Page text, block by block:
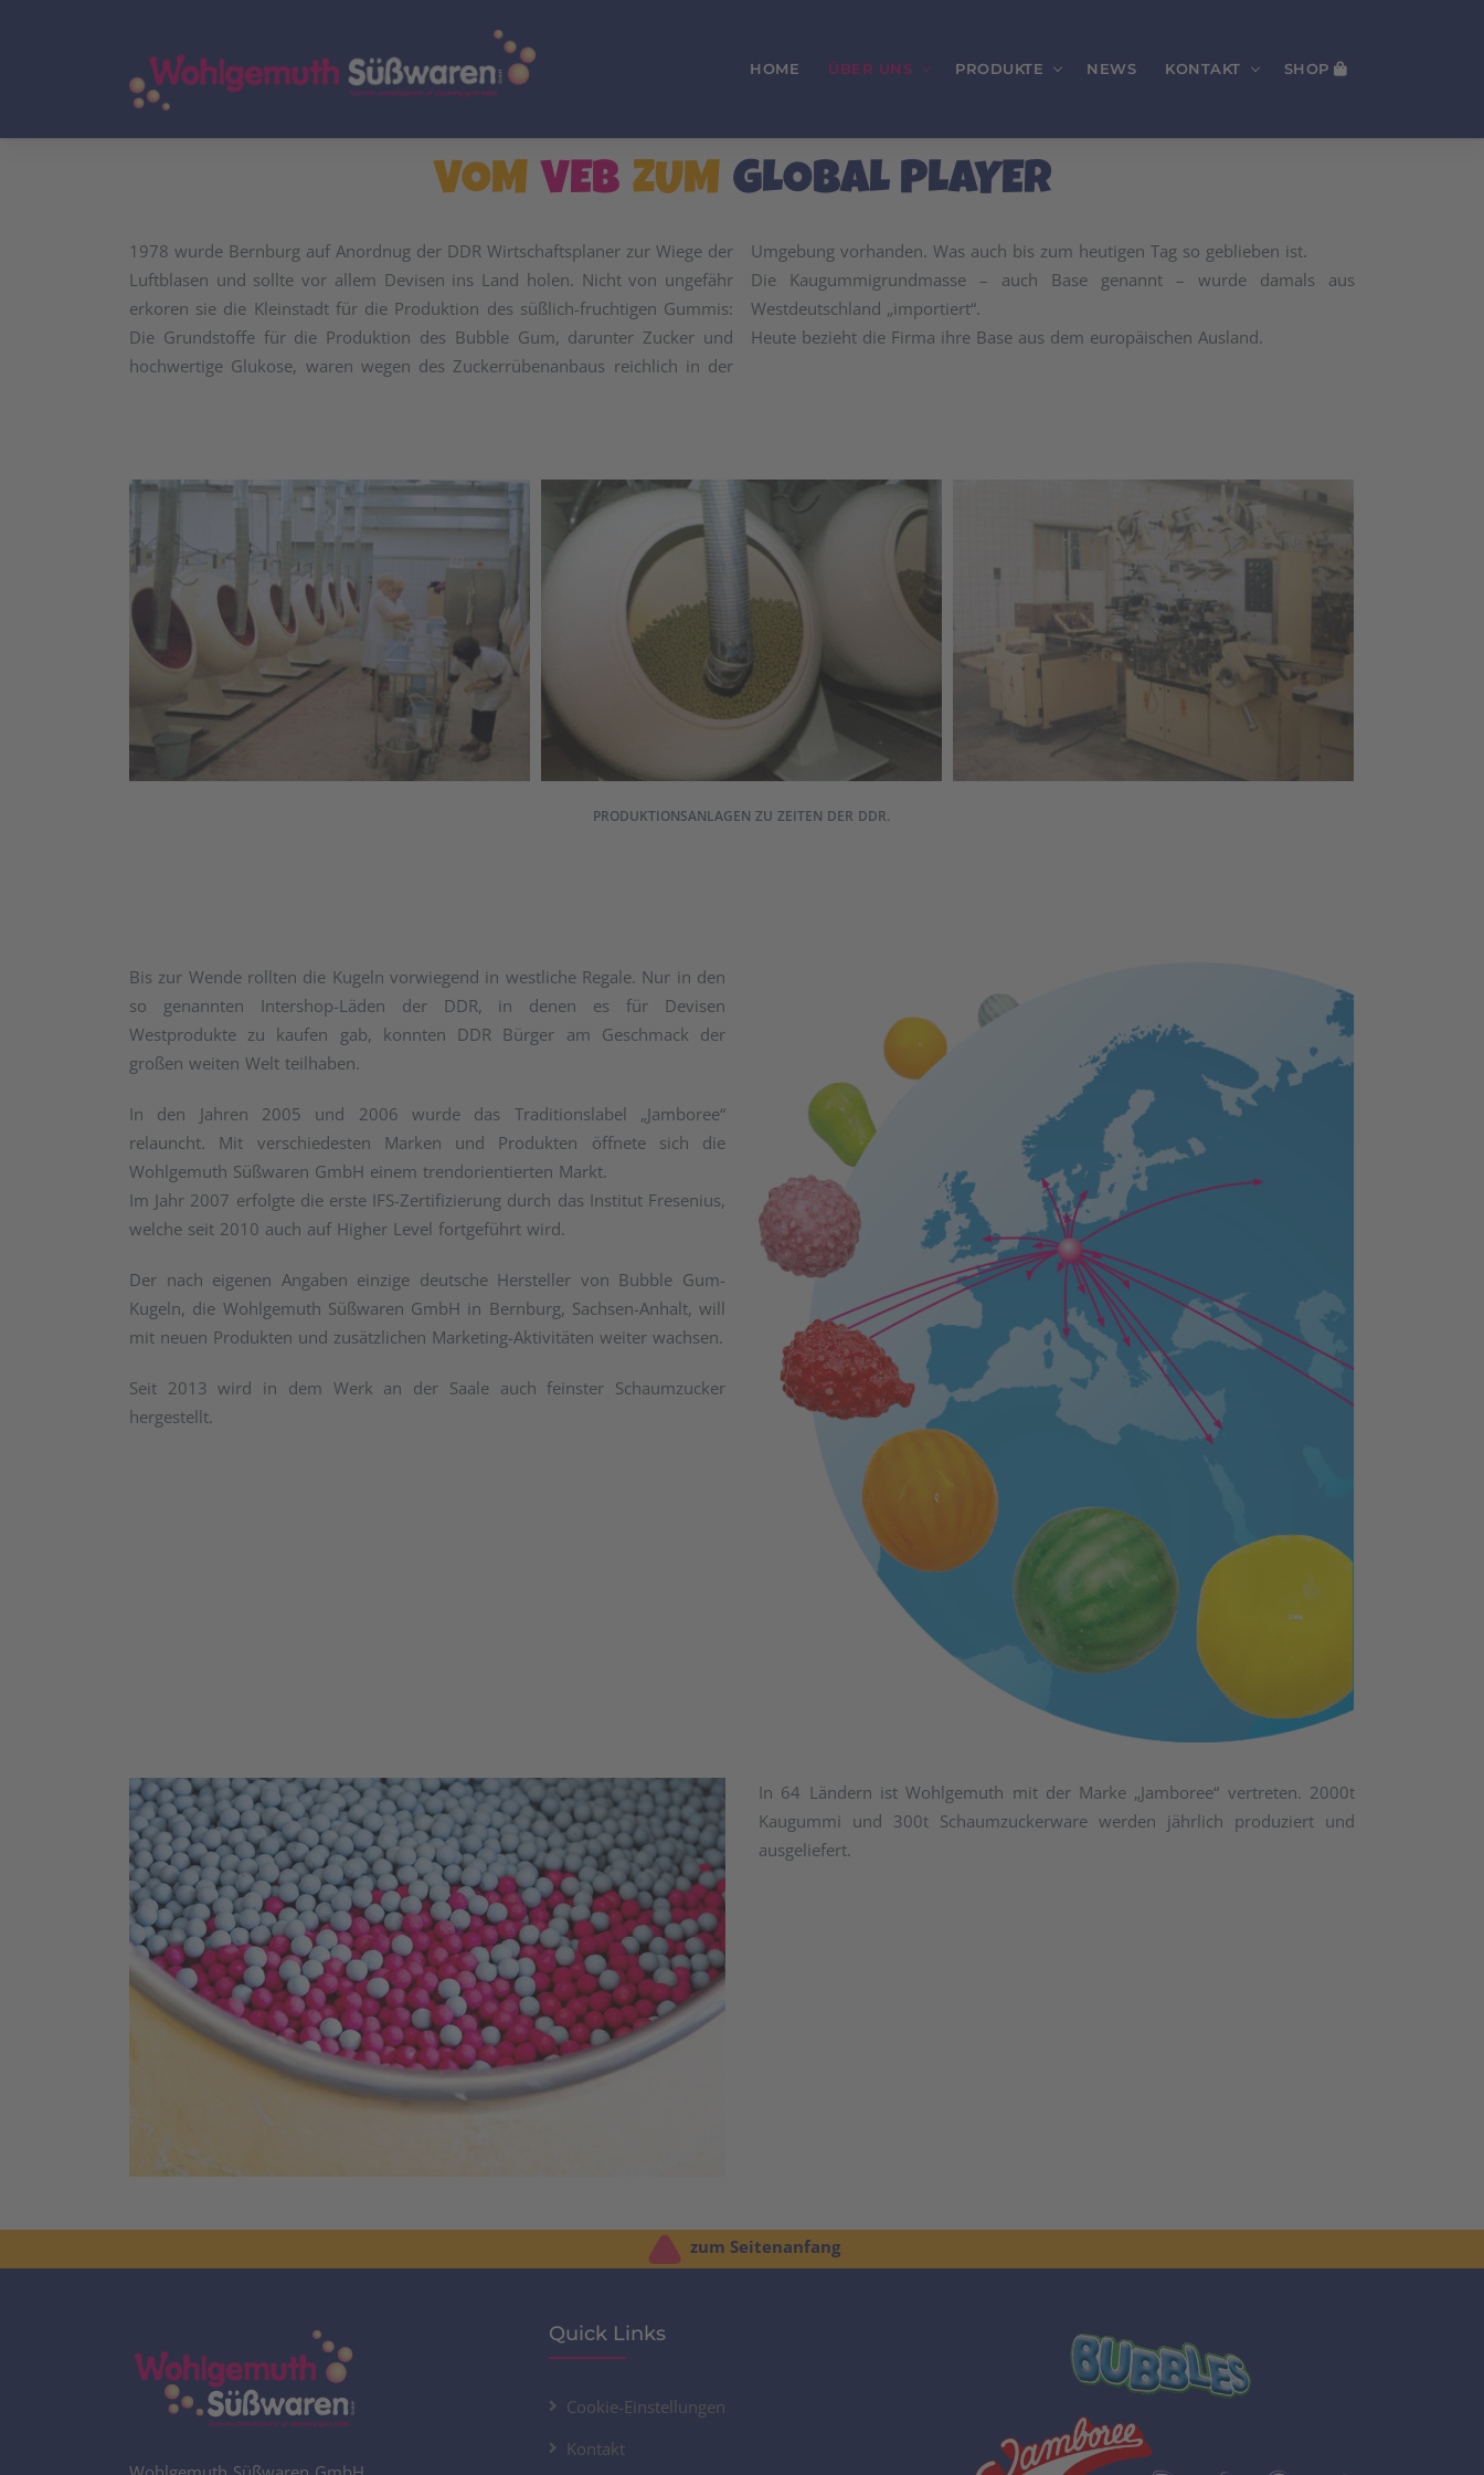
HOME ÜBER UNS PRODUKTE NEWS KONTAKT SHOP
VOM VEB ZUM GLOBAL PLAYER
1978 wurde Bernburg auf Anordnug der DDR Wirtschaftsplaner zur Wiege der
Luftblasen und sollte vor allem Devisen ins Land holen. Nicht von ungefähr
erkoren sie die Kleinstadt für die Produktion des süßlich-fruchtigen Gummis:
Die Grundstoffe für die Produktion des Bubble Gum, darunter Zucker und
hochwertige Glukose, waren wegen des Zuckerrübenanbaus reichlich in der
Umgebung vorhanden. Was auch bis zum heutigen Tag so geblieben ist.
Die Kaugummigrundmasse – auch Base genannt – wurde damals aus
Westdeutschland „importiert“.
Heute bezieht die Firma ihre Base aus dem europäischen Ausland.
PRODUKTIONSANLAGEN ZU ZEITEN DER DDR.
Bis zur Wende rollten die Kugeln vorwiegend in westliche Regale. Nur in den
so genannten Intershop-Läden der DDR, in denen es für Devisen
Westprodukte zu kaufen gab, konnten DDR Bürger am Geschmack der
großen weiten Welt teilhaben.
In den Jahren 2005 und 2006 wurde das Traditionslabel „Jamboree“
relauncht. Mit verschiedesten Marken und Produkten öffnete sich die
Wohlgemuth Süßwaren GmbH einem trendorientierten Markt.
Im Jahr 2007 erfolgte die erste IFS-Zertifizierung durch das Institut Fresenius,
welche seit 2010 auch auf Higher Level fortgeführt wird.
Der nach eigenen Angaben einzige deutsche Hersteller von Bubble Gum-
Kugeln, die Wohlgemuth Süßwaren GmbH in Bernburg, Sachsen-Anhalt, will
mit neuen Produkten und zusätzlichen Marketing-Aktivitäten weiter wachsen.
Seit 2013 wird in dem Werk an der Saale auch feinster Schaumzucker
hergestellt.
In 64 Ländern ist Wohlgemuth mit der Marke „Jamboree“ vertreten. 2000t
Kaugummi und 300t Schaumzuckerware werden jährlich produziert und
ausgeliefert.
zum Seitenanfang
Quick Links
Cookie-Einstellungen
Kontakt